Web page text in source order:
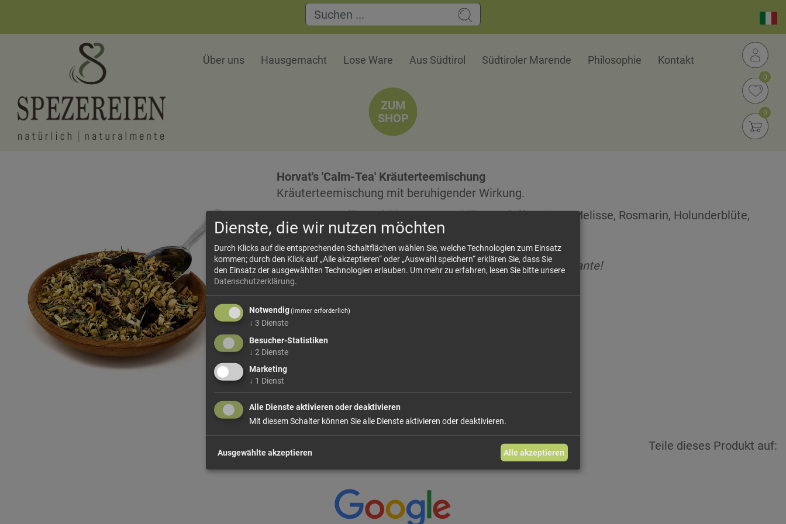
Über uns Hausgemacht Lose Ware Aus Südtirol Südtiroler Marende Philosophie Kontakt
0
0
ZUM
SHOP
Horvat's 'Calm-Tea' Kräuterteemischung
Kräuterteemischung mit beruhigender Wirkung.
Zutaten: Kamille, Baldrian, Orangenblüten, Pfefferminze, Melisse, Rosmarin, Holunderblüte,
Weissdorn, Passionsblume, lavendel, Anis, Mohnblüte
Dieses Produkt führen wir lose. Wählen Sie Ihre Variante!
weiter einkaufen
Teile dieses Produkt auf:
Dienste, die wir nutzen möchten
Durch Klicks auf die entsprechenden Schaltflächen wählen Sie, welche Technologien zum Einsatz
kommen; durch den Klick auf „Alle akzeptieren“ oder „Auswahl speichern“ erklären Sie, dass Sie
den Einsatz der ausgewählten Technologien erlauben. Um mehr zu erfahren, lesen Sie bitte unsere
Datenschutzerklärung.
Notwendig(immer erforderlich)
↓ 3 Dienste
Besucher-Statistiken
↓ 2 Dienste
Marketing
↓ 1 Dienst
Alle Dienste aktivieren oder deaktivieren
Mit diesem Schalter können Sie alle Dienste aktivieren oder deaktivieren.
Ausgewählte akzeptieren Alle akzeptieren